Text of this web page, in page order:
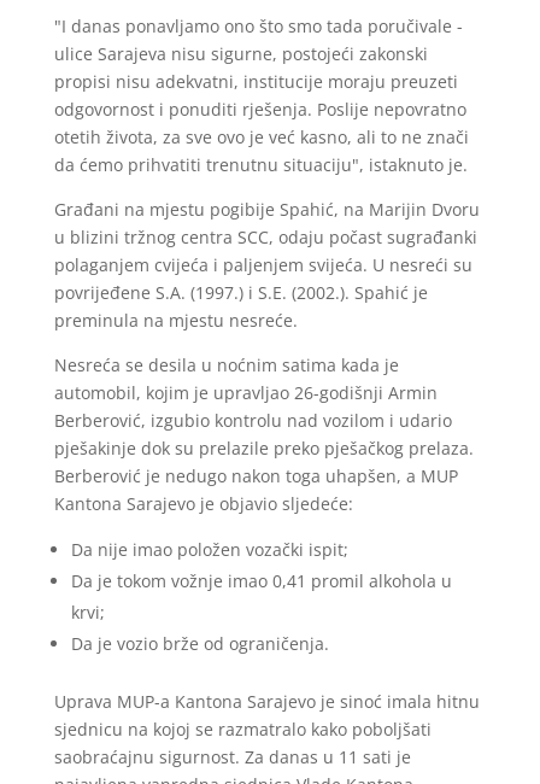
"I danas ponavljamo ono što smo tada poručivale -
ulice Sarajeva nisu sigurne, postojeći zakonski
propisi nisu adekvatni, institucije moraju preuzeti
odgovornost i ponuditi rješenja. Poslije nepovratno
otetih života, za sve ovo je već kasno, ali to ne znači
da ćemo prihvatiti trenutnu situaciju", istaknuto je.
Građani na mjestu pogibije Spahić, na Marijin Dvoru
u blizini tržnog centra SCC, odaju počast sugrađanki
polaganjem cvijeća i paljenjem svijeća. U nesreći su
povrijeđene S.A. (1997.) i S.E. (2002.). Spahić je
preminula na mjestu nesreće.
Nesreća se desila u noćnim satima kada je
automobil, kojim je upravljao 26-godišnji Armin
Berberović, izgubio kontrolu nad vozilom i udario
pješakinje dok su prelazile preko pješačkog prelaza.
Berberović je nedugo nakon toga uhapšen, a MUP
Kantona Sarajevo je objavio sljedeće:
Da nije imao položen vozački ispit;
Da je tokom vožnje imao 0,41 promil alkohola u
krvi;
Da je vozio brže od ograničenja.
Uprava MUP-a Kantona Sarajevo je sinoć imala hitnu
sjednicu na kojoj se razmatralo kako poboljšati
saobraćajnu sigurnost. Za danas u 11 sati je